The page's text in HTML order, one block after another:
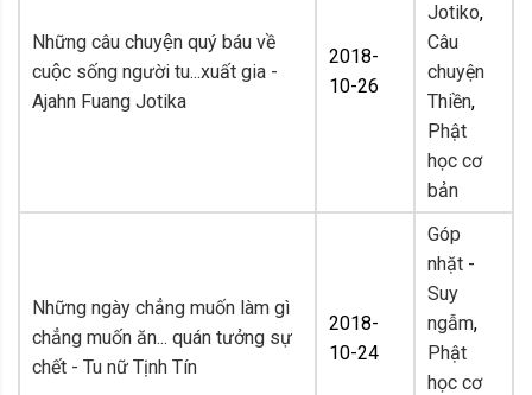
Những câu chuyện quý báu về
cuộc sống người tu...xuất gia -
Ajahn Fuang Jotika
2018-
10-26
Jotiko,
Câu
chuyện
Thiền,
Phật
học cơ
bản
Những ngày chẳng muốn làm gì
chẳng muốn ăn... quán tưởng sự
chết - Tu nữ Tịnh Tín
2018-
10-24
Góp
nhặt -
Suy
ngẫm,
Phật
học cơ